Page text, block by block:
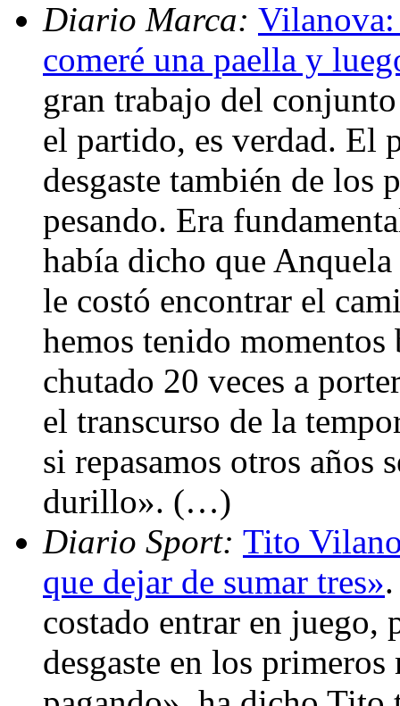
Diario Marca:
comeré una paella y
gran trabajo del
el partido, es verdad. El
desgaste también de los
pesando. Era
había dicho que
le costó encontrar el
hemos tenido
chutado 20 veces a
el transcurso de la
si repasamos otros años
durillo». (…)
Diario Sport: Tito
que dejar de sumar tres»
costado entrar en juego,
desgaste en los